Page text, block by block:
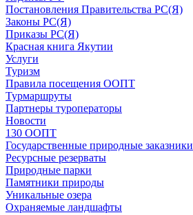
Постановления Правительства РС(Я)
Законы РС(Я)
Приказы РС(Я)
Красная книга Якутии
Услуги
Туризм
Правила посещения ООПТ
Турмаршруты
Партнеры туроператоры
Новости
130 ООПТ
Государственные природные заказники
Ресурсные резерваты
Природные парки
Памятники природы
Уникальные озера
Охраняемые ландшафты